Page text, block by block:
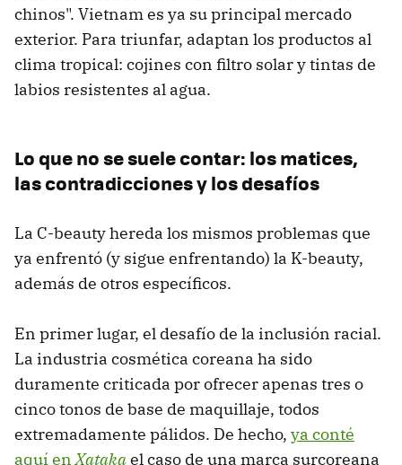
chinos". Vietnam es ya su principal mercado
exterior. Para triunfar, adaptan los productos al
clima tropical: cojines con filtro solar y tintas de
labios resistentes al agua.
Lo que no se suele contar: los matices,
las contradicciones y los desafíos
La C-beauty hereda los mismos problemas que
ya enfrentó (y sigue enfrentando) la K-beauty,
además de otros específicos.
En primer lugar, el desafío de la inclusión racial.
La industria cosmética coreana ha sido
duramente criticada por ofrecer apenas tres o
cinco tonos de base de maquillaje, todos
extremadamente pálidos. De hecho, ya conté
aquí enXatakael caso de una marca surcoreana